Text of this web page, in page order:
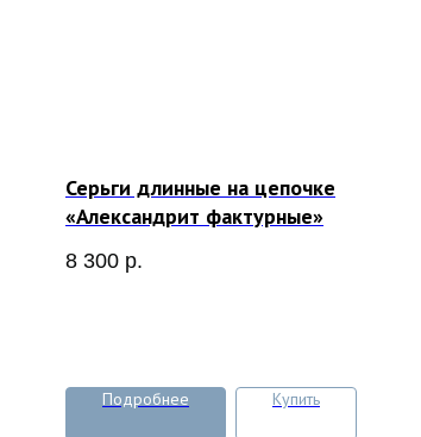
Серьги длинные на цепочке
«Александрит фактурные»
8 300 р.
Подробнее Купить